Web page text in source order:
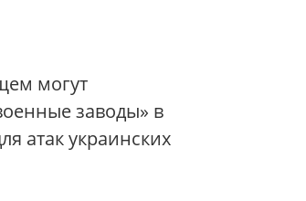
могут
заводы» в
атак украинских